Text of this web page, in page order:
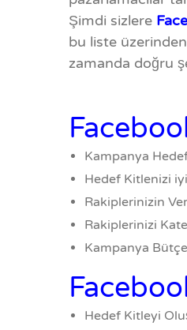
Şimdi sizlere
bu liste
zamanda doğru
Kampanya
Hedef Kitlenizi
Rakiplerinizin
Rakiplerinizi
Kampanya
Hedef Kitleyi